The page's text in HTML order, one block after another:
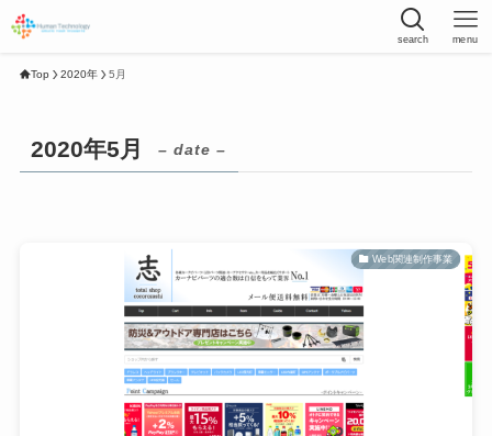
search menu
Top 2020年 5月
2020年5月 – date –
Web関連制作事業